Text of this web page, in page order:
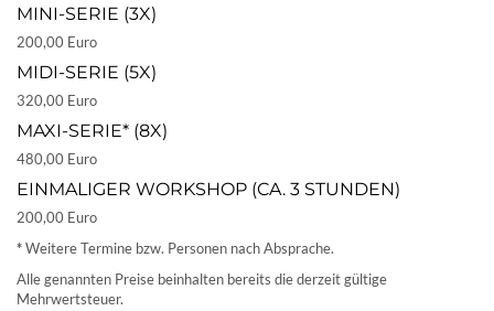
MINI-SERIE (3X)
200,00 Euro
MIDI-SERIE (5X)
320,00 Euro
MAXI-SERIE* (8X)
480,00 Euro
EINMALIGER WORKSHOP (CA. 3 STUNDEN)
200,00 Euro
*Weitere Termine bzw. Personen nach Absprache.
Alle genannten Preise beinhalten bereits die derzeit gültige
Mehrwertsteuer.